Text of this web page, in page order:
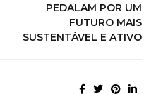
PEDALAM POR UM
FUTURO MAIS
SUSTENTÁVEL E ATIVO